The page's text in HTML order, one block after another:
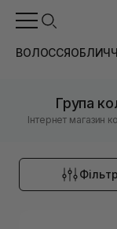
ВОЛОССЯ
Група
Інтернет магазин
Фільтр